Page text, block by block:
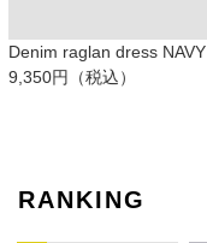
Denim raglan dress NAVY
9,350円（税込）
RANKING